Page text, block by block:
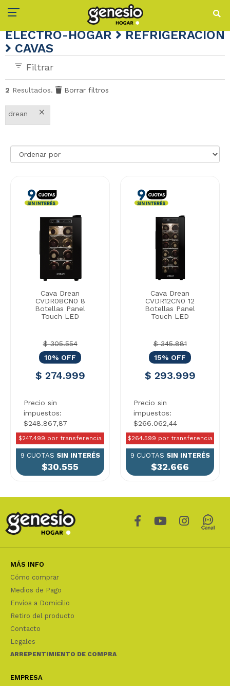
ELECTRO-HOGAR REFRIGERACIÓN
CAVAS
Filtrar
2 Resultados. Borrar filtros
×
drean
Cava Drean
CVDR08CN0 8
Botellas Panel
Touch LED
$ 305.554
10% OFF
$ 274.999
Precio sin
impuestos:
$248.867,87
$247.499 por transferencia
9 CUOTAS SIN INTERÉS
$30.555
Cava Drean
CVDR12CN0 12
Botellas Panel
Touch LED
$ 345.881
15% OFF
$ 293.999
Precio sin
impuestos:
$266.062,44
$264.599 por transferencia
9 CUOTAS SIN INTERÉS
$32.666
MÁS INFO
Cómo comprar
Medios de Pago
Envíos a Domicilio
Retiro del producto
Contacto
Legales
ARREPENTIMIENTO DE COMPRA
EMPRESA